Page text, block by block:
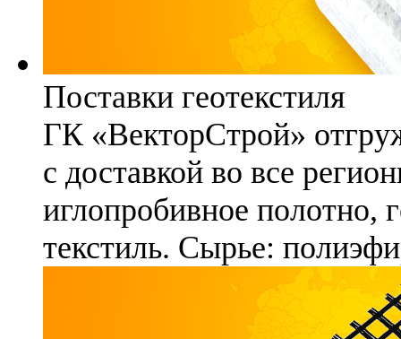
Поставки геотекстиля
ГК «ВекторСтрой»
с доставкой во все
иглопробивное полотно,
текстиль. Сырье: